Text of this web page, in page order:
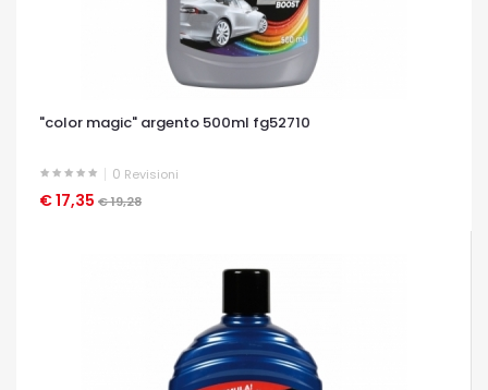
"color magic" argento 500ml fg52710
0 Revisioni
€ 17,35 € 19,28
OCCHIATA VELOCE